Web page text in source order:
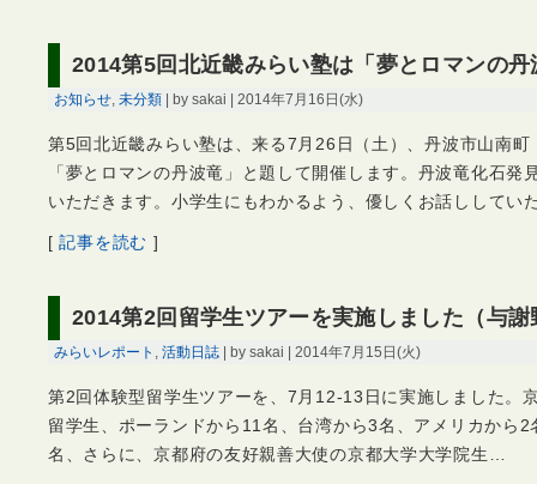
2014第5回北近畿みらい塾は「夢とロマンの丹
お知らせ, 未分類 | by sakai | 2014年7月16日(水)
第5回北近畿みらい塾は、来る7月26日（土）、丹波市山南
「夢とロマンの丹波竜」と題して開催します。丹波竜化石発
いただきます。小学生にもわかるよう、優しくお話ししてい
[記事を読む ]
2014第2回留学生ツアーを実施しました（与
みらいレポート , 活動日誌 | by sakai | 2014年7月15日(火)
第2回体験型留学生ツアーを、7月12-13日に実施しました。
留学生、ポーランドから11名、台湾から3名、アメリカから
名、さらに、京都府の友好親善大使の京都大学大学院生…